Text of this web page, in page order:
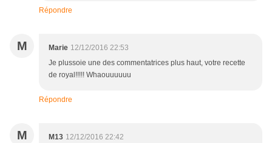
Répondre
M Marie 12/12/2016 22:53
Je plussoie une des commentatrices plus haut, votre recette
de royal!!!!! Whaouuuuuu
Répondre
M M13 12/12/2016 22:42